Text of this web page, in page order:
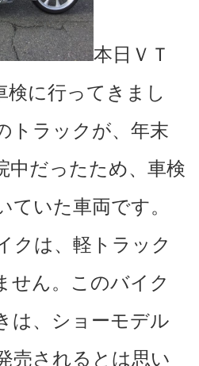
本日ＶＴ
検に行ってきまし
トラックが、年末
中だったため、車検
ていた車両です。
クは、軽トラック
せん。このバイク
は、ショーモデル
売されるとは思い